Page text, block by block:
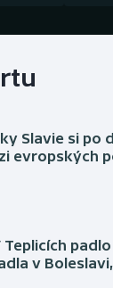
Gymnastika
Slavie si po
evropských
Teplicích
v